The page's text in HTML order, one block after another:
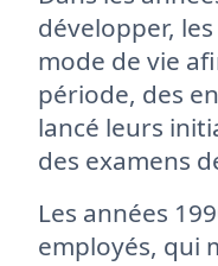
développer,
mode de vie
période, des
lancé leurs
des examens
Les années
employés, qui